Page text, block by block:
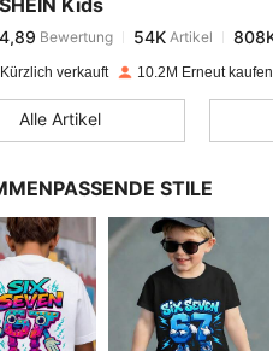
SHEIN Kids
4,89 Bewertung
n***abezahltVor 1 Tag
4,89 54K
4,89 54K 808K
verkauft 10.2M Erneut kaufen
Alle Artikel
STILE